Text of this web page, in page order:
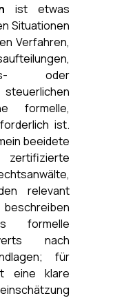
ist etwas
Situationen
Verfahren,
oder
formelle,
ist.
beeidete
relevant
formelle
nach
für
eine klare